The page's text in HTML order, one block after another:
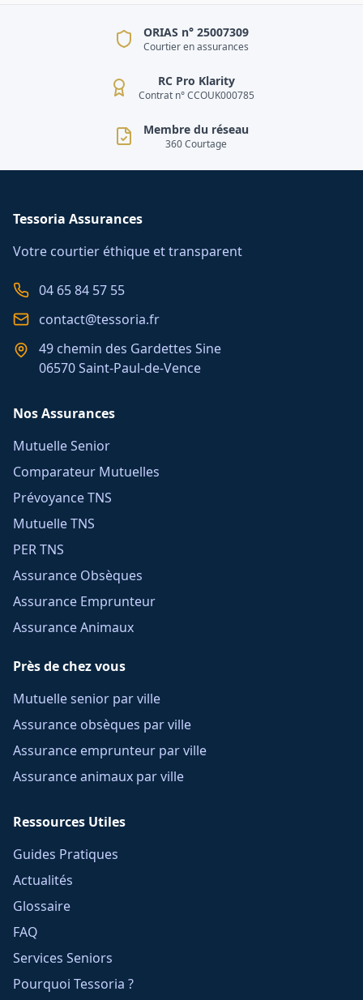
ORIAS n° 25007309
Courtier en assurances
RC Pro Klarity
Contrat n° CCOUK000785
Membre du réseau
360 Courtage
Tessoria Assurances
Votre courtier éthique et transparent
04 65 84 57 55
contact@tessoria.fr
49 chemin des Gardettes Sine
06570 Saint-Paul-de-Vence
Nos Assurances
Mutuelle Senior
Comparateur Mutuelles
Prévoyance TNS
Mutuelle TNS
PER TNS
Assurance Obsèques
Assurance Emprunteur
Assurance Animaux
Près de chez vous
Mutuelle senior par ville
Assurance obsèques par ville
Assurance emprunteur par ville
Assurance animaux par ville
Ressources Utiles
Guides Pratiques
Actualités
Glossaire
FAQ
Services Seniors
Pourquoi Tessoria ?